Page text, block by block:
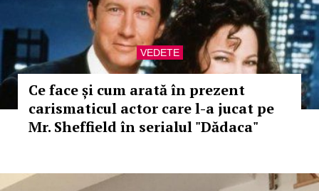
VEDETE
Ce face și cum arată în prezent
carismaticul actor care l-a jucat pe
Mr. Sheffield în serialul "Dădaca"